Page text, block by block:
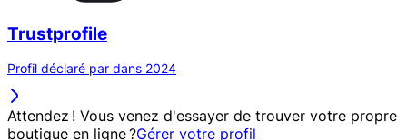
Trustprofile
Profil déclaré par dans 2024
Attendez ! Vous venez d'essayer de trouver votre propre
boutique en ligne ?Gérer votre profil